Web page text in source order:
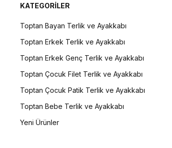
KATEGORİLER
Toptan Bayan Terlik ve Ayakkabı
Toptan Erkek Terlik ve Ayakkabı
Toptan Erkek Genç Terlik ve Ayakkabı
Toptan Çocuk Filet Terlik ve Ayakkabı
Toptan Çocuk Patik Terlik ve Ayakkabı
Toptan Bebe Terlik ve Ayakkabı
Yeni Ürünler